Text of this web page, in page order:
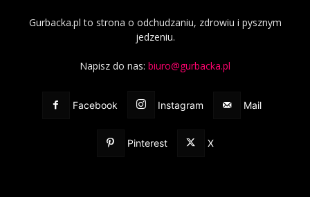
Gurbacka.pl to strona o odchudzaniu, zdrowiu i pysznym
jedzeniu.
Napisz do nas: biuro@gurbacka.pl
Facebook Instagram Mail
Pinterest X